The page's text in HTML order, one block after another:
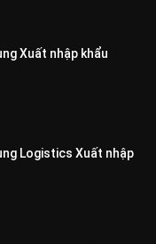
Xuất nhập khẩu
Logistics Xuất nhập